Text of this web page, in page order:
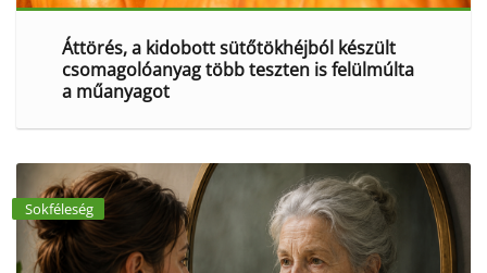
Áttörés, a kidobott sütőtökhéjból készült
csomagolóanyag több teszten is felülmúlta
a műanyagot
Sokféleség